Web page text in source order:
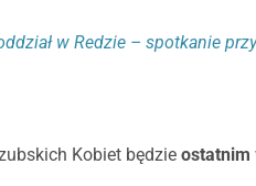
w Redzie – spotkanie
Kobiet będzie ostatnim